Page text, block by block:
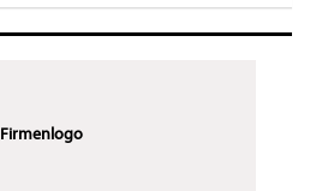
Firmenlogo